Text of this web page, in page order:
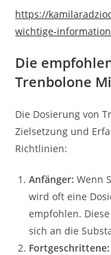
https://
wichtige-
Die
Trenbolone
Die Dosierung von
Zielsetzung und
Richtlinien:
Anfänger: Wenn
wird oft eine
empfohlen.
sich an die
Fortgeschrittene: